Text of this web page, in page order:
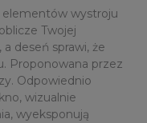
wystroju
Twojej
deseń sprawi, że
Proponowana przez
Odpowiednio
wizualnie
wyeksponują